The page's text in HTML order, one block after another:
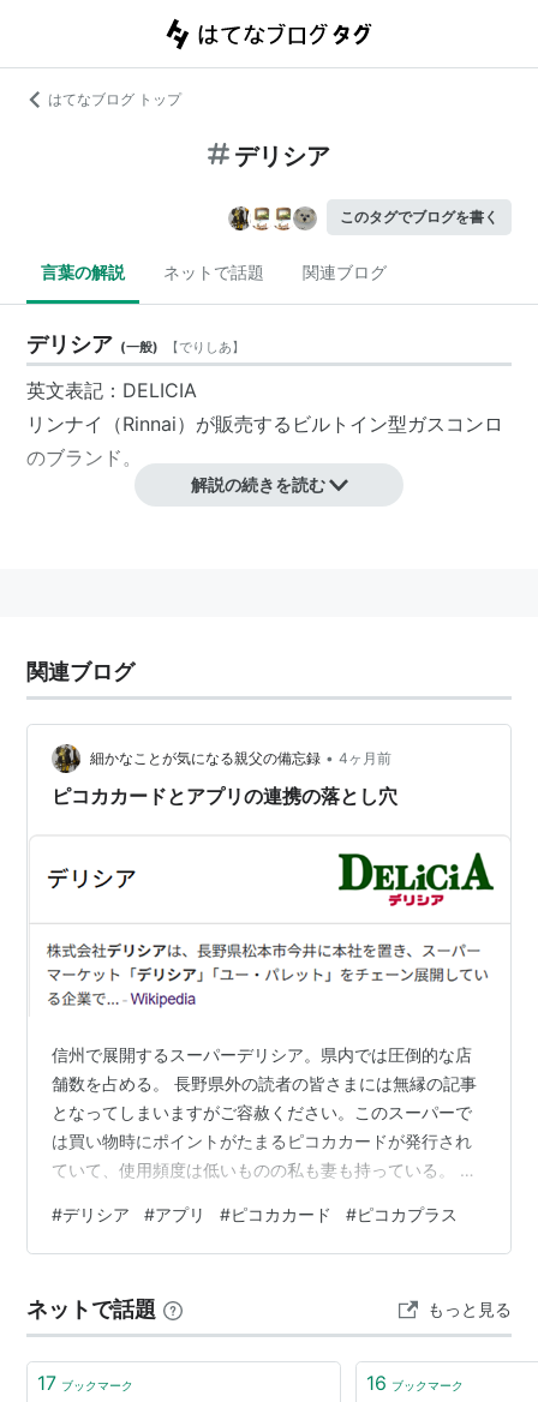
はてなブログ トップ
デリシア
このタグでブログを書く
言葉の解説 ネットで話題 関連ブログ
デリシア (一般) 【でりしあ】
英文表記： DELICIA
リンナイ
（Rinnai）が販売するビルトイン型ガスコンロ
のブランド。
沿革
1968年（昭和43年）、松電商事株式会社として設立。
1987年（昭和62年）、関東大手私鉄系のスーパーマー
ケットとともに「八社会」を設立。
2008年（平成20年）7月1日、
アルピコホールディング
株式会社
2016年（平成28年）4月、「株式会社アップルランド」
が「株式会社マツヤ」を吸収合併し、「株式会社デリシ
」に社名変更した。
解説の続きを読む
関連ブログ
細かなことが気になる親父の備忘録 • 4ヶ月前
ピコカカードとアプリの連携の落とし穴
信州で展開するスーパーデリシア。県内では圧倒的な店
舗数を占める。 長野県外の読者の皆さまには無縁の記事
となってしまいますがご容赦ください。このスーパーで
は買い物時にポイントがたまるピコカカードが発行され
ていて、使用頻度は低いものの私も妻も持っている。 最
ができたようなのでカードと連携したいとごそごそやっ
ていた。しばらくして出来たの？と聞けば案の定よくわ
はなくモバイルサイトにつなげようとしていたらし
い。・・丸投げを受け止め、アプリをダウロードして会
員登録を進めていくとメールでの認証とSMSでの認証…
#デリシア #アプリ #ピコカカード #ピコカプラス
ネットで話題 もっと見る
17 ブックマーク 16 ブックマーク